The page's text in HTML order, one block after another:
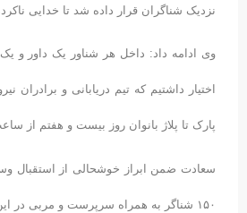
نزدیک شناگران قرار داده شد تا خدایی
پارک تا پلاژ بانوان روز بیست و هفتم از ساعت ۸ صبح تا ۱۲ ظهر بسته است تا هیچ شناوری در آن تردد نکند زیرا پر تردد ترین مسیر مسابقه نیز همین
سعادت ضمن ابراز خوشحالی از استقبال
۱۵۰ شناگر به همراه سرپرست و مربی در این رقابت ها شرکت کردند که این موضوع بیانگر پیشرفت و آینده‌ای درخشان در رشته آب‌های آزاد است.